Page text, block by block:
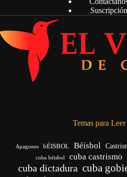
Suscripción
Temas para Leer
Apagones bÉISBOL Béisbol
cuba béisbol cuba castrismo
cuba dictadura cuba